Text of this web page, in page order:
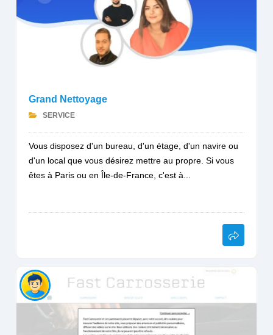
Grand Nettoyage
SERVICE
Vous disposez d'un bureau, d'un étage, d'un navire ou
d'un local que vous désirez mettre au propre. Si vous
êtes à Paris ou en Île-de-France, c'est à...